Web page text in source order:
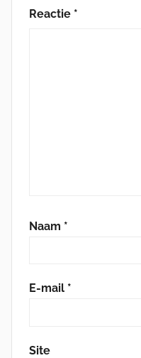
Reactie *
Naam *
E-mail *
Site